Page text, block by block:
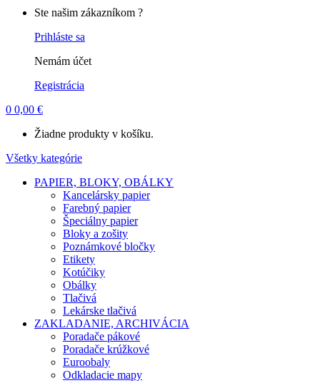
Ste našim zákazníkom ?
Prihláste sa
Nemám účet
Registrácia
0 0,00 €
Žiadne produkty v košíku.
Všetky kategórie
PAPIER, BLOKY, OBÁLKY
Kancelársky papier
Farebný papier
Špeciálny papier
Bloky a zošity
Poznámkové bločky
Etikety
Kotúčiky
Obálky
Tlačivá
Lekárske tlačivá
ZAKLADANIE, ARCHIVÁCIA
Poradače pákové
Poradače krúžkové
Euroobaly
Odkladacie mapy